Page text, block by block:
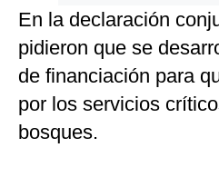
En la declaración
pidieron que se
de financiación para
por los servicios
bosques.